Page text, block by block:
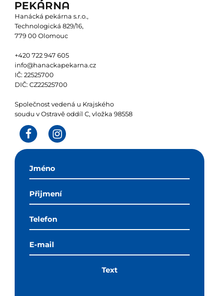
Hanácká pekárna s.r.o.,
Technologická 829/16,
779 00 Olomouc
+420 722 947 605
info@hanackapekarna.cz
IČ: 22525700
DIČ: CZ22525700
Společnost vedená u Krajského
soudu v Ostravě oddíl C, vložka 98558